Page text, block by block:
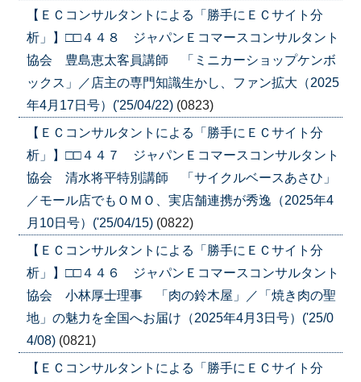
【ＥＣコンサルタントによる「勝手にＥＣサイト分
析」】□□４４８ ジャパンＥコマースコンサルタント
協会 豊島恵太客員講師 「ミニカーショップケンボ
ックス」／店主の専門知識生かし、ファン拡大（2025
年4月17日号）('25/04/22) (0823)
【ＥＣコンサルタントによる「勝手にＥＣサイト分
析」】□□４４７ ジャパンＥコマースコンサルタント
協会 清水将平特別講師 「サイクルベースあさひ」
／モール店でもＯＭＯ、実店舗連携が秀逸（2025年4
月10日号）('25/04/15) (0822)
【ＥＣコンサルタントによる「勝手にＥＣサイト分
析」】□□４４６ ジャパンＥコマースコンサルタント
協会 小林厚士理事 「肉の鈴木屋」／「焼き肉の聖
地」の魅力を全国へお届け（2025年4月3日号）('25/0
4/08) (0821)
【ＥＣコンサルタントによる「勝手にＥＣサイト分